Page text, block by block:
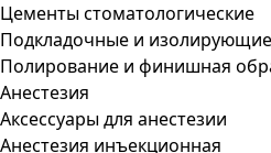
Цементы стоматологические
Подкладочные и
Полирование и финишная
Анестезия
Аксессуары для анестезии
Анестезия инъекционная